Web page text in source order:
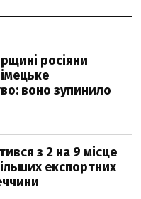
росіяни
воно зупинило
з 2 на 9 місце
експортних